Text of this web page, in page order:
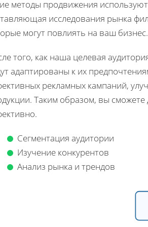
методы продвижения
исследования рынка
могут повлиять на ваш бизнес.
того, как наша целевая
адаптированы к их
рекламных кампаний,
Таким образом, вы
Сегментация аудитории
Изучение конкурентов
Анализ рынка и трендов